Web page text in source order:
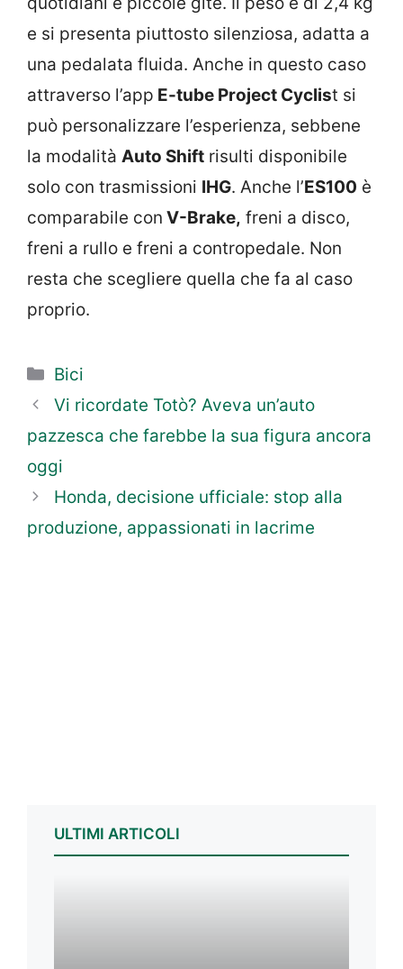
e si presenta piuttosto silenziosa, adatta a
una pedalata fluida. Anche in questo caso
attraverso l’app E-tube Project Cyclist si
può personalizzare l’esperienza, sebbene
la modalità Auto Shift risulti disponibile
solo con trasmissioni IHG. Anche l’ES100 è
comparabile con V-Brake, freni a disco,
freni a rullo e freni a contropedale. Non
resta che scegliere quella che fa al caso
proprio.
Categorie
Bici
Vi ricordate Totò? Aveva un’auto
pazzesca che farebbe la sua figura ancora
oggi
Honda, decisione ufficiale: stop alla
produzione, appassionati in lacrime
ULTIMI ARTICOLI